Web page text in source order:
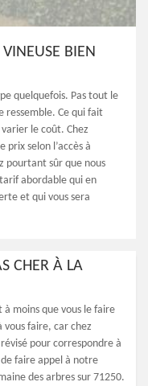
BIEN
quelquefois. Pas tout le
ressemble. Ce qui fait
le coût. Chez
prix selon l’accès à
pourtant sûr que nous
abordable qui en
et qui vous sera
CHER À LA
moins que vous le faire
vous faire, car chez
pour correspondre à
faire appel à notre
des arbres sur 71250.